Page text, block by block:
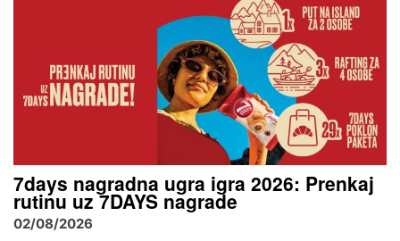
7days nagradna ugra igra 2026: Prenkaj
rutinu uz 7DAYS nagrade
02/08/2026